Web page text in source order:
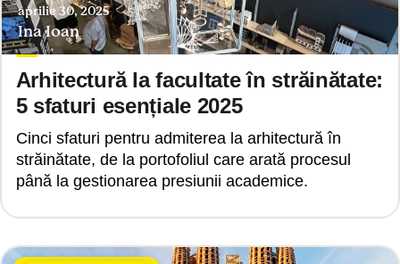
aprilie 30, 2025
Ina Ioan
Arhitectură la facultate în străinătate:
5 sfaturi esențiale 2025
Cinci sfaturi pentru admiterea la arhitectură în
străinătate, de la portofoliul care arată procesul
până la gestionarea presiunii academice.